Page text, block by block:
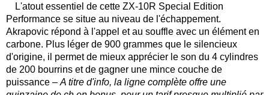
L'atout essentiel de cette ZX-10R Special Edition
Performance se situe au niveau de l'échappement.
Akrapovic répond à l'appel et au souffle avec un élément en
carbone. Plus léger de 900 grammes que le silencieux
d'origine, il permet de mieux apprécier le son du 4 cylindres
de 200 bourrins et de gagner une mince couche de
puissance – A titre d'info, la ligne complète offre une